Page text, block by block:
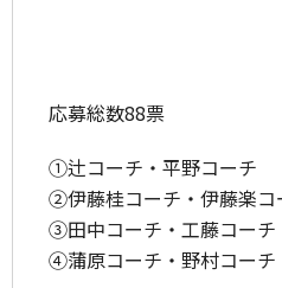
応募総数88票
①辻コーチ・平野
②伊藤桂コーチ・伊藤
③田中コーチ・工藤
④蒲原コーチ・野村